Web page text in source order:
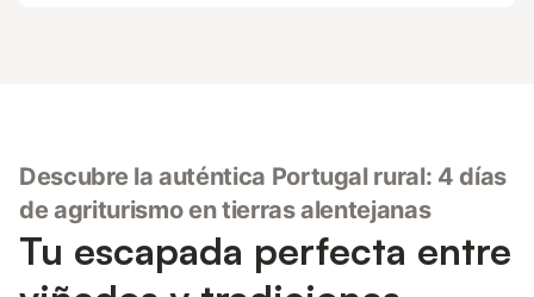
Descubre la auténtica Portugal rural: 4 días
de agriturismo en tierras alentejanas
Tu escapada perfecta entre